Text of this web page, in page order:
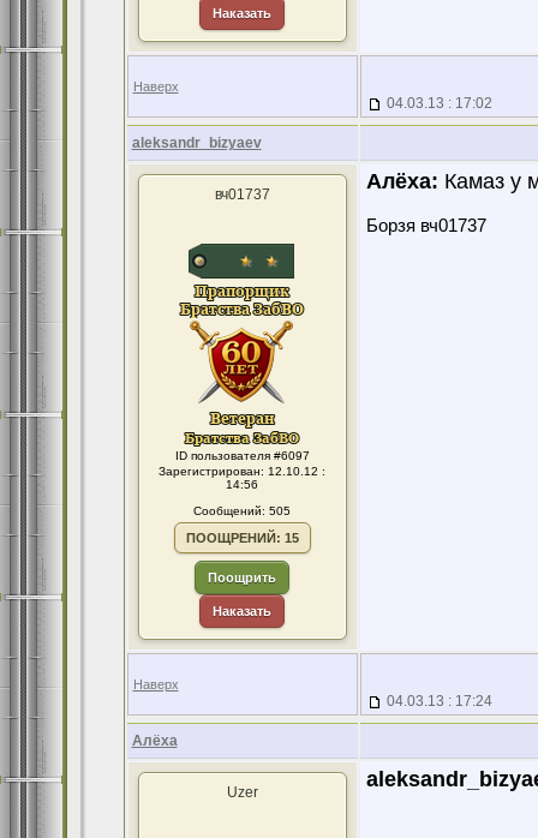
Наказать
Наверх
04.03.13 : 17:02
aleksandr_bizyaev
вч01737
ID пользователя #6097
Зарегистрирован: 12.10.12 :
14:56
Сообщений: 505
ПООЩРЕНИЙ: 15
Поощрить
Наказать
Алёха: Камаз у
Борзя вч01737
Наверх
04.03.13 : 17:24
Алёха
Uzer